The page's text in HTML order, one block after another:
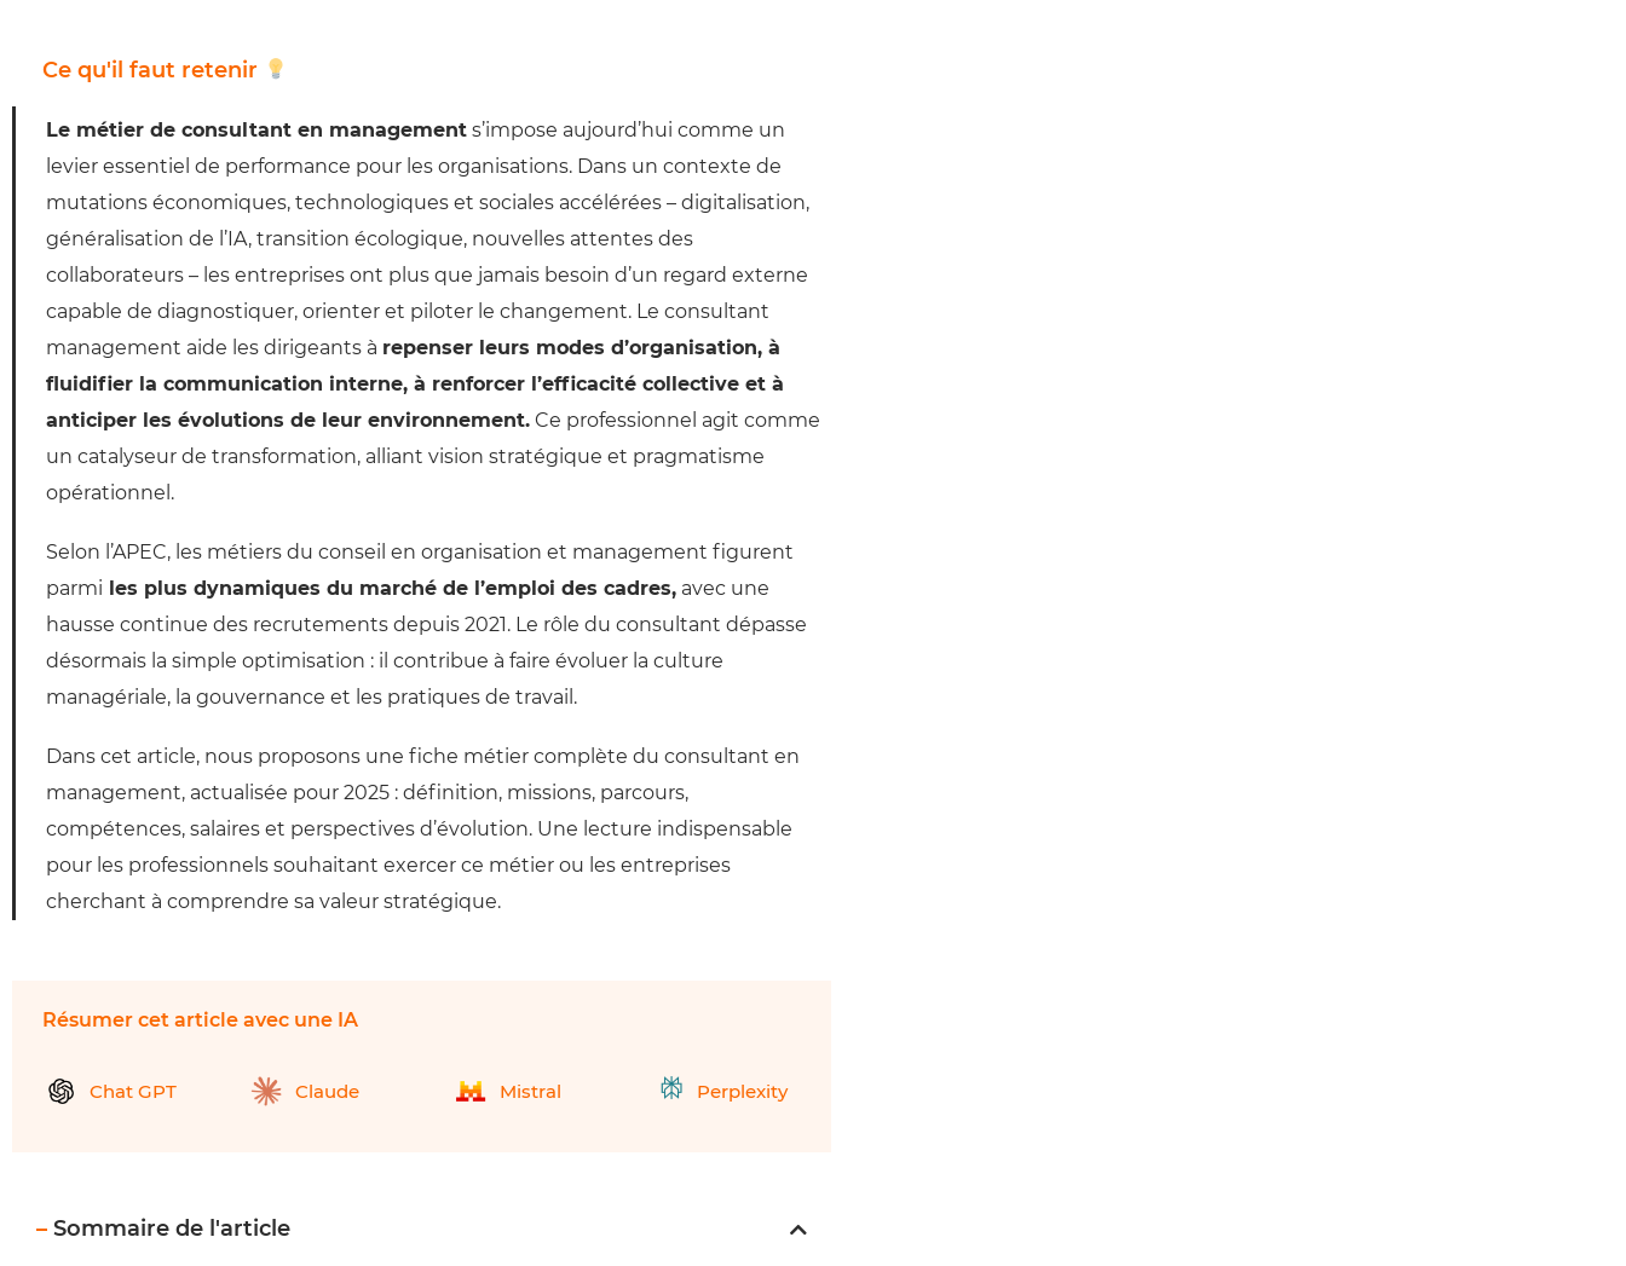
Ce qu'il faut retenir
Le métier de consultant en management s’impose aujourd’hui comme un
levier essentiel de performance pour les organisations. Dans un contexte de
mutations économiques, technologiques et sociales accélérées – digitalisation,
généralisation de l’IA, transition écologique, nouvelles attentes des
collaborateurs – les entreprises ont plus que jamais besoin d’un regard externe
capable de diagnostiquer, orienter et piloter le changement. Le consultant
management aide les dirigeants à repenser leurs modes d’organisation, à
fluidifier la communication interne, à renforcer l’efficacité collective et à
anticiper les évolutions de leur environnement. Ce professionnel agit comme
un catalyseur de transformation, alliant vision stratégique et pragmatisme
opérationnel.
Selon l’APEC, les métiers du conseil en organisation et management figurent
parmi les plus dynamiques du marché de l’emploi des cadres, avec une
hausse continue des recrutements depuis 2021. Le rôle du consultant dépasse
désormais la simple optimisation : il contribue à faire évoluer la culture
managériale, la gouvernance et les pratiques de travail.
Dans cet article, nous proposons une fiche métier complète du consultant en
management, actualisée pour 2025 : définition, missions, parcours,
compétences, salaires et perspectives d’évolution. Une lecture indispensable
pour les professionnels souhaitant exercer ce métier ou les entreprises
cherchant à comprendre sa valeur stratégique.
Résumer cet article avec une IA
Chat GPT Claude Mistral Perplexity
– Sommaire de l'article